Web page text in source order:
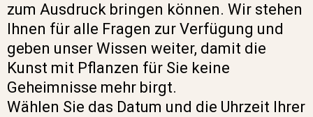
zum Ausdruck bringen können. Wir stehen
Ihnen für alle Fragen zur Verfügung und
geben unser Wissen weiter, damit die
Kunst mit Pflanzen für Sie keine
Geheimnisse mehr birgt.
Wählen Sie das Datum und die Uhrzeit Ihrer